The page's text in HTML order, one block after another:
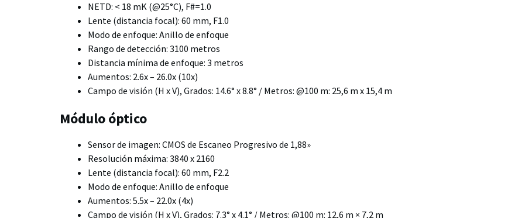
NETD: < 18 mK (@25°C), F#=1.0
Lente (distancia focal): 60 mm, F1.0
Modo de enfoque: Anillo de enfoque
Rango de detección: 3100 metros
Distancia mínima de enfoque: 3 metros
Aumentos: 2.6x – 26.0x (10x)
Campo de visión (H x V), Grados: 14.6° x 8.8° / Metros: @100 m: 25,6 m x 15,4 m
Módulo óptico
Sensor de imagen: CMOS de Escaneo Progresivo de 1,88»
Resolución máxima: 3840 x 2160
Lente (distancia focal): 60 mm, F2.2
Modo de enfoque: Anillo de enfoque
Aumentos: 5.5x – 22.0x (4x)
Campo de visión (H x V), Grados: 7.3° x 4.1° / Metros: @100 m: 12,6 m × 7,2 m